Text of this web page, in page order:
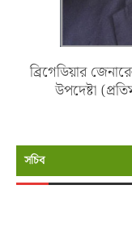
ব্রিগেডিয়ার
উপদেষ্টা
সচিব